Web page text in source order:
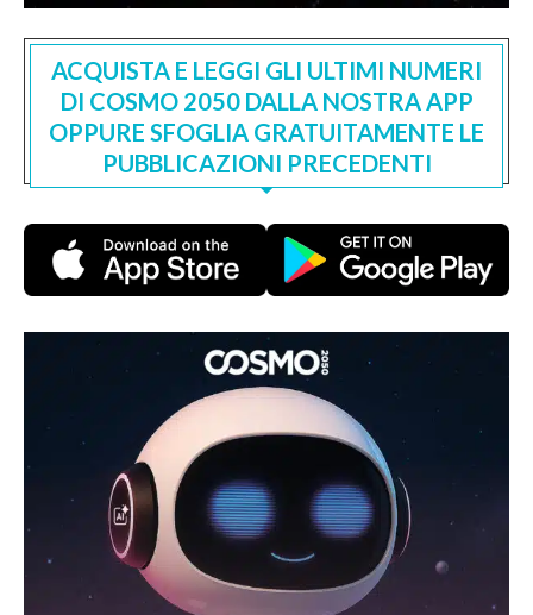
ACQUISTA E LEGGI GLI ULTIMI NUMERI
DI COSMO 2050 DALLA NOSTRA APP
OPPURE SFOGLIA GRATUITAMENTE LE
PUBBLICAZIONI PRECEDENTI